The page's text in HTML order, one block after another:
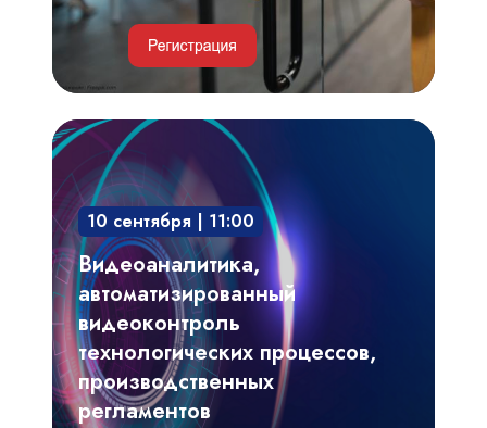
Видеоаналитика,
автоматизированный
видеоконтроль
технологических
процессов,
производственных
регламентов
10 сентября | 11:00
Видеоаналитика,
автоматизированный
видеоконтроль
технологических процессов,
производственных
регламентов